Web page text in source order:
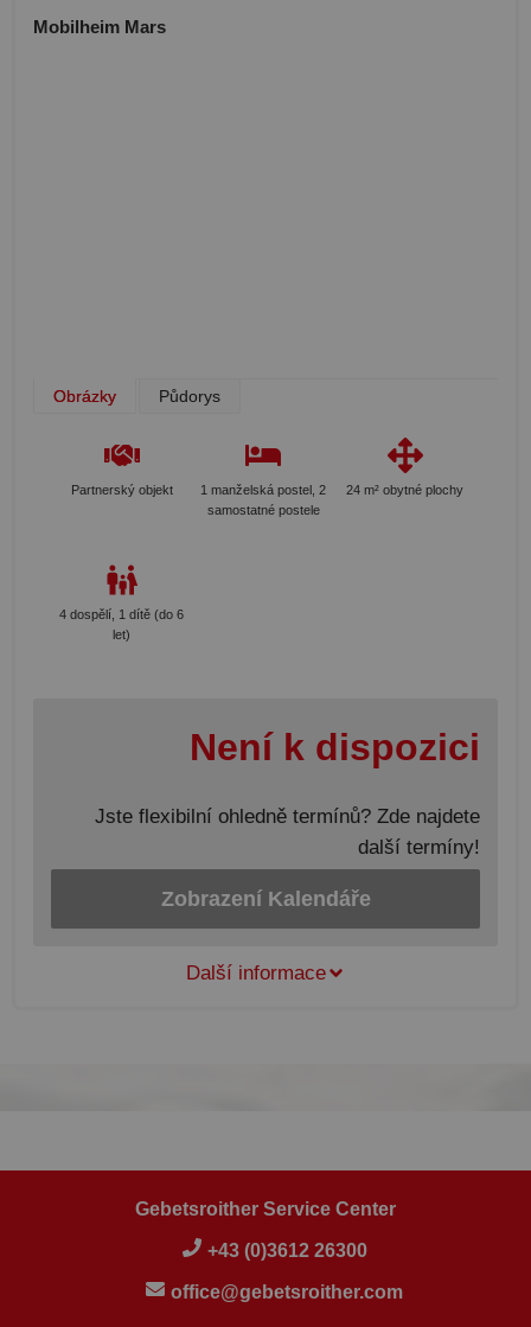
Mobilheim Mars
Obrázky Půdorys
Partnerský objekt
1 manželská postel, 2
samostatné postele
24 m² obytné plochy
4 dospělí, 1 dítě (do 6
let)
Není k dispozici
Jste flexibilní ohledně termínů? Zde najdete
další termíny!
Zobrazení Kalendáře
Další informace
Gebetsroither Service Center
+43 (0)3612 26300
office@gebetsroither.com